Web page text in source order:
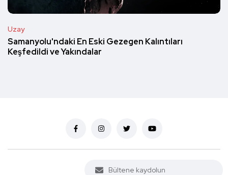
Uzay
Samanyolu'ndaki En Eski Gezegen Kalıntıları
Keşfedildi ve Yakındalar